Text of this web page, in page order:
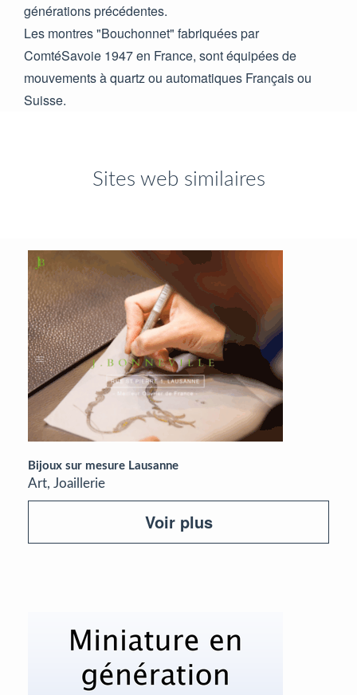
générations précédentes.
Les montres "Bouchonnet" fabriquées par
ComtéSavoie 1947 en France, sont équipées de
mouvements à quartz ou automatiques Français ou
Suisse.
Sites web similaires
Bijoux sur mesure Lausanne
Art, Joaillerie
Voir plus